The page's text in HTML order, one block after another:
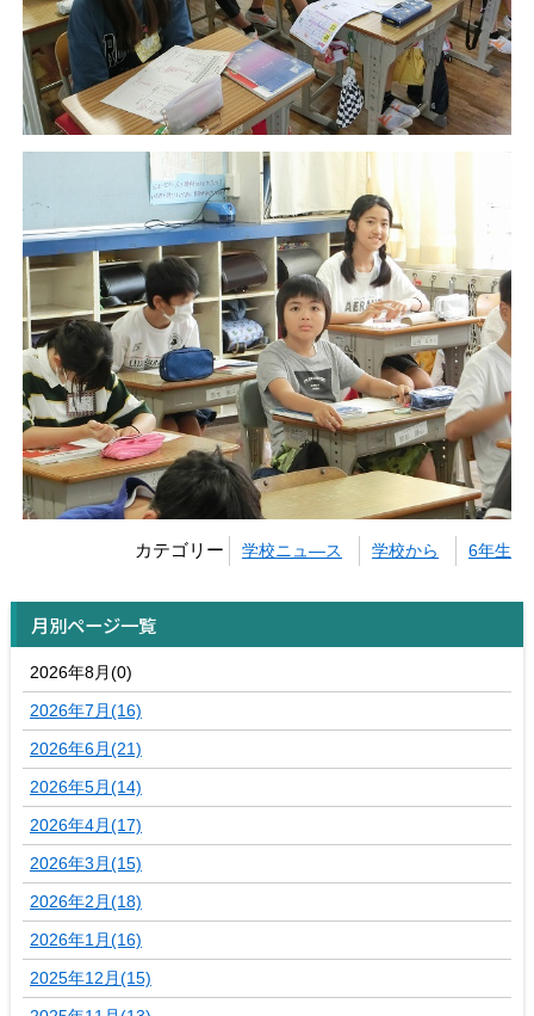
カテゴリー 学校ニュ―ス 学校から 6年生
月別ページ一覧
2026年8月(0)
2026年7月(16)
2026年6月(21)
2026年5月(14)
2026年4月(17)
2026年3月(15)
2026年2月(18)
2026年1月(16)
2025年12月(15)